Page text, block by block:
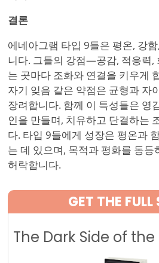
결론
에네아그램 타입 9들은 평온, 강
니다. 그들의 강점—공감, 적응력
는 곳마다 조화와 연결을 키우게
자기 잊음 같은 약점은 균형과 자
장려합니다. 함께 이 특성들은 영
인을 만들며, 치유하고 단결하는
다. 타입 9들에게 성장은 평온과
는 데 있으며, 목적과 평화를 동등
허락합니다.
GET THE FULL
The Dark Side of